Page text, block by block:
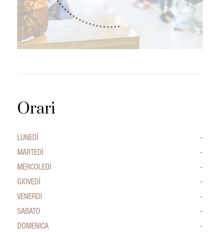
Orari
LUNEDÌ
-
MARTEDÌ
-
MERCOLEDÌ
-
GIOVEDÌ
-
VENERDÌ
-
SABATO
-
DOMENICA
-